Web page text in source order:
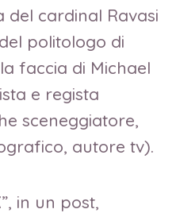
cardinal Ravasi
politologo di
faccia di Michael
e regista
sceneggiatore,
autore tv).
in un post,